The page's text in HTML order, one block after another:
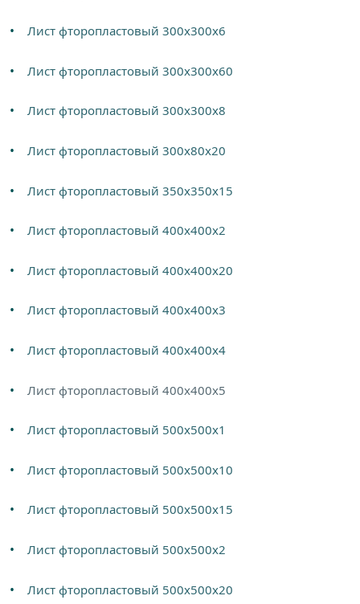
Лист фторопластовый 300х300х6
Лист фторопластовый 300х300х60
Лист фторопластовый 300х300х8
Лист фторопластовый 300х80х20
Лист фторопластовый 350х350х15
Лист фторопластовый 400х400х2
Лист фторопластовый 400х400х20
Лист фторопластовый 400х400х3
Лист фторопластовый 400х400х4
Лист фторопластовый 400х400х5
Лист фторопластовый 500х500х1
Лист фторопластовый 500х500х10
Лист фторопластовый 500х500х15
Лист фторопластовый 500х500х2
Лист фторопластовый 500х500х20